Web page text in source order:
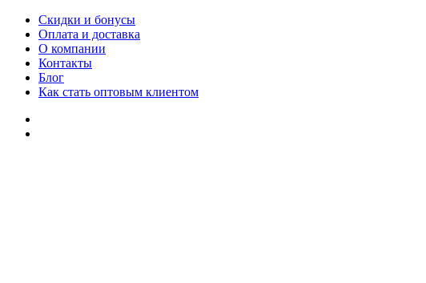
Скидки и бонусы
Оплата и доставка
О компании
Контакты
Блог
Как стать оптовым клиентом